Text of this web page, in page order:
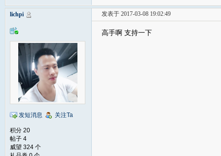
lichpi
发短消息 关注Ta
积分 20
帖子 4
威望 324 个
发表于 2017-03-08 19:02:49
高手啊 支持一下